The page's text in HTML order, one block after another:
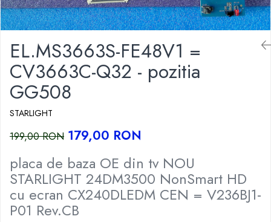
EL.MS3663S-FE48V1 =
CV3663C-Q32 - pozitia
GG508
STARLIGHT
199,00 RON 179,00 RON
placa de baza OE din tv NOU
STARLIGHT 24DM3500 NonSmart HD
cu ecran CX240DLEDM CEN = V236BJ1-
P01 Rev.CB